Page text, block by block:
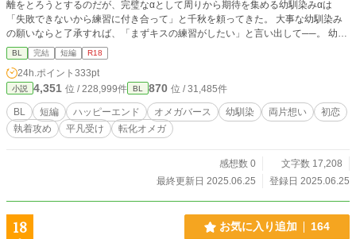
離をとろうとするのだが、完璧なαとして周りから期待を集める幼馴染みαは
「失敗できないから練習に付き合って」と千秋を頼ってきた。 大事な幼馴染み
の願いならと了承すれば、「まずキスの練習がしたい」と言い出して──。 幼馴
染みαの執着により、βから転化し後天性Ωになる話です。両片想いのハピエンで
す。 他サイト様にも投稿しております。
BL 完結 短編 R18
24h.ポイント 333pt
小説 4,351 位 / 228,999件 BL 870 位 / 31,485件
BL 短編 ハッピーエンド オメガバース 幼馴染 両片想い
初恋
執着攻め
平凡受け 転化オメガ
感想数 0
文字数 17,208
最終更新日 2025.06.25
登録日 2025.06.25
18 お気に入り追加 164